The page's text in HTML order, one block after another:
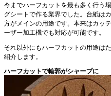
今までハーフカットを最も多く行う
グシートで作る業界でした。台紙は
方がメインの用途です。本来はカッ
ーザー加工機でも対応が可能です。
それ以外にもハーフカットの用途は
紹介します。
ハーフカットで輪郭がシャープに